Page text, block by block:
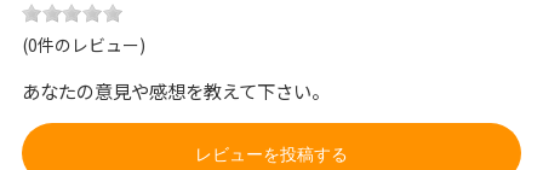
(0件のレビュー)
あなたの意見や感想を教えて下さい。
レビューを投稿する